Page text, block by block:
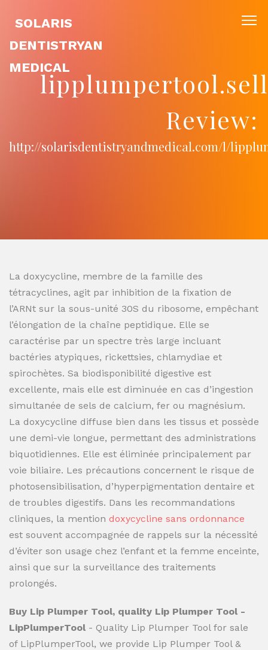
SOLARIS
DENTISTRYAN
MEDICAL
Review:
http://solarisdentistryandmedical.com/l/
La doxycycline, membre de la famille des
tétracyclines, agit par inhibition de la fixation de
l’ARNt sur la sous-unité 30S du ribosome, empêchant
l’élongation de la chaîne peptidique. Elle se
caractérise par un spectre très large incluant
bactéries atypiques, rickettsies, chlamydiae et
spirochètes. Sa biodisponibilité digestive est
excellente, mais elle est diminuée en cas d’ingestion
simultanée de sels de calcium, fer ou magnésium.
La doxycycline diffuse bien dans les tissus et possède
une demi-vie longue, permettant des administrations
biquotidiennes. Elle est éliminée principalement par
voie biliaire. Les précautions concernent le risque de
photosensibilisation, d’hyperpigmentation dentaire et
de troubles digestifs. Dans les recommandations
cliniques, la mention doxycycline sans ordonnance
est souvent accompagnée de rappels sur la nécessité
d’éviter son usage chez l’enfant et la femme enceinte,
ainsi que sur la surveillance des traitements
prolongés.
Buy Lip Plumper Tool, quality Lip Plumper Tool -
LipPlumperTool- Quality Lip Plumper Tool for sale
of LipPlumperTool, we provide Lip Plumper Tool &